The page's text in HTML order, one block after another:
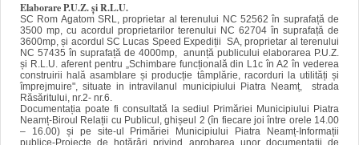
Elaborare P.U.Z. și R.L.U.
SC Rom Agatom SRL, proprietar al terenului NC 52562 în suprafață de
3500 mp, cu acordul proprietarilor terenului NC 62704 în suprafață de
3600mp, și acordul SC Lucas Speed Expediții SA, proprietar al terenului
NC 57435 în suprafață de 4000mp, anunță publicului elaborarea P.U.Z.
și R.L.U. aferent pentru „Schimbare funcțională din L1c în A2 în vederea
construirii hală asamblare și producție tâmplărie, racorduri la utilități și
împrejmuire", situate in intravilanul municipiului Piatra Neamț, strada
Răsăritului, nr.2- nr.6.
Documentația poate fi consultată la sediul Primăriei Municipiului Piatra
Neamț-Biroul Relații cu Publicul, ghișeul 2 (în fiecare joi între orele 14.00
– 16.00) și pe site-ul Primăriei Municipiului Piatra Neamț-Informații
publice-Proiecte de hotărâri privind aprobarea unor documentații de